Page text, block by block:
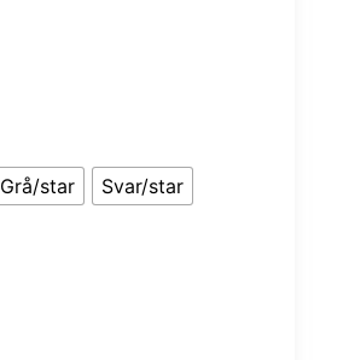
Grå/star Svar/star